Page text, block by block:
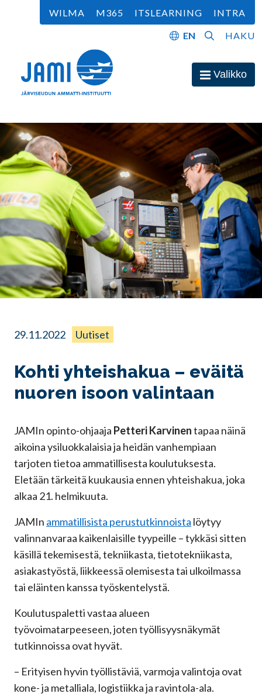
Siirry sisältöön
EN HAKU
WILMA M365 ITSLEARNING INTRA
AvaaValikko
29.11.2022 Uutiset
Kohti yhteishakua – eväitä
nuoren isoon valintaan
JAMIn opinto-ohjaaja Petteri Karvinentapaa näinä
aikoina ysiluokkalaisia ja heidän vanhempiaan
tarjoten tietoa ammatillisesta koulutuksesta.
Eletään tärkeitä kuukausia ennen yhteishakua, joka
alkaa 21. helmikuuta.
JAMIn ammatillisista perustutkinnoista löytyy
valinnanvaraa kaikenlaisille tyypeille – tykkäsi sitten
käsillä tekemisestä, tekniikasta, tietotekniikasta,
asiakastyöstä, liikkeessä olemisesta tai ulkoilmassa
tai eläinten kanssa työskentelystä.
Koulutuspaletti vastaa alueen
työvoimatarpeeseen, joten työllisyysnäkymät
tutkinnoissa ovat hyvät.
– Erityisen hyvin työllistäviä, varmoja valintoja ovat
kone- ja metalliala, logistiikka ja ravintola-ala.